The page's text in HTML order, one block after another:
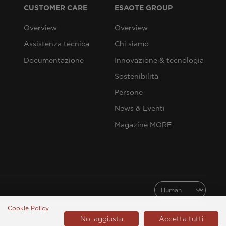
CUSTOMER CARE
Overview
Assistenza tecnica
Documentazione
ESAOTE GROUP
Overview
Chi siamo
Innovazione & tecnologia
Sostenibilità
Persone
News & Eventi
Magazine MORE
Cookie Policy
No, aggiusta Accetta tutti